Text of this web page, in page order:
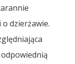
dzierżawie.